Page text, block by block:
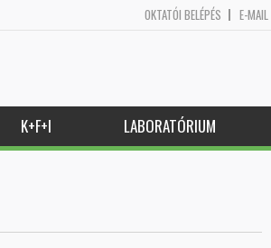
OKTATÓI BELÉPÉS E-MAIL
K+F+I LABORATÓRIUM